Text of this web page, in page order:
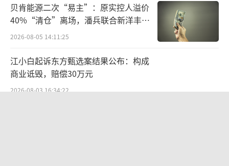
贝肯能源二次“易主”：原实控人溢价
40%“清仓”离场，潘兵联合新洋丰、
宏科百世拟入主
2026-08-05 14:11:25
江小白起诉东方甄选案结果公布：构成
商业诋毁，赔偿30万元
2026-08-03 16:34:22